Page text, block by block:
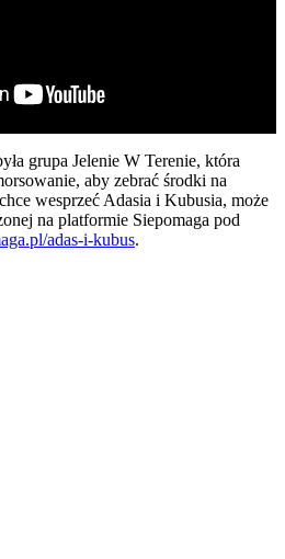
grupa Jelenie W Terenie, która
aby zebrać środki na
wesprzeć Adasia i Kubusia, może
na platformie Siepomaga pod
adas-i-kubus.